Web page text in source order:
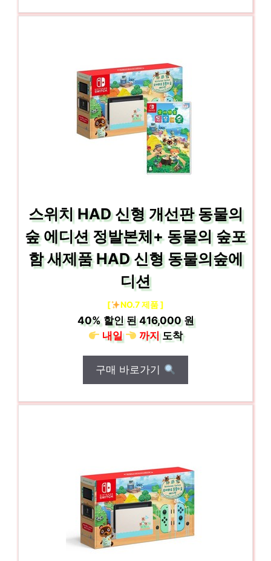
스위치 HAD 신형 개선판 동물의
숲 에디션 정발본체+ 동물의 숲포
함 새제품 HAD 신형 동물의숲에
디션
[ NO.7 제품 ]
40%할인 된416,000 원
내일
까지도착
구매 바로가기